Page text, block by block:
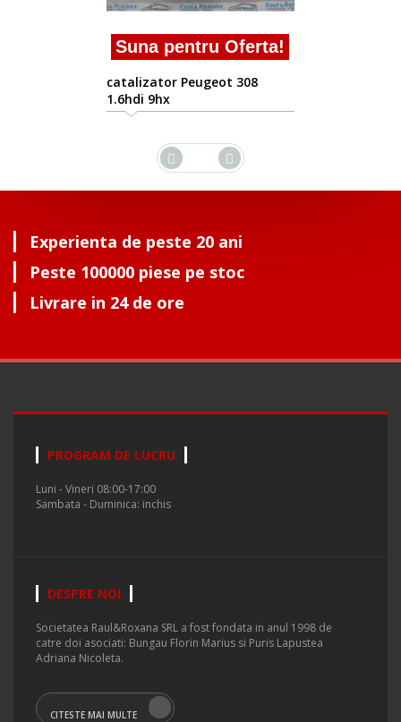
Experienta de peste 20 ani
Peste 100000 piese pe stoc
Livrare in 24 de ore
PROGRAM DE LUCRU
Luni - Vineri 08:00-17:00
Sambata - Duminica: inchis
DESPRE NOI
Societatea Raul&Roxana SRL a fost fondata in anul 1998 de
catre doi asociati: Bungau Florin Marius si Puris Lapustea
Adriana Nicoleta.
CITESTE MAI MULTE